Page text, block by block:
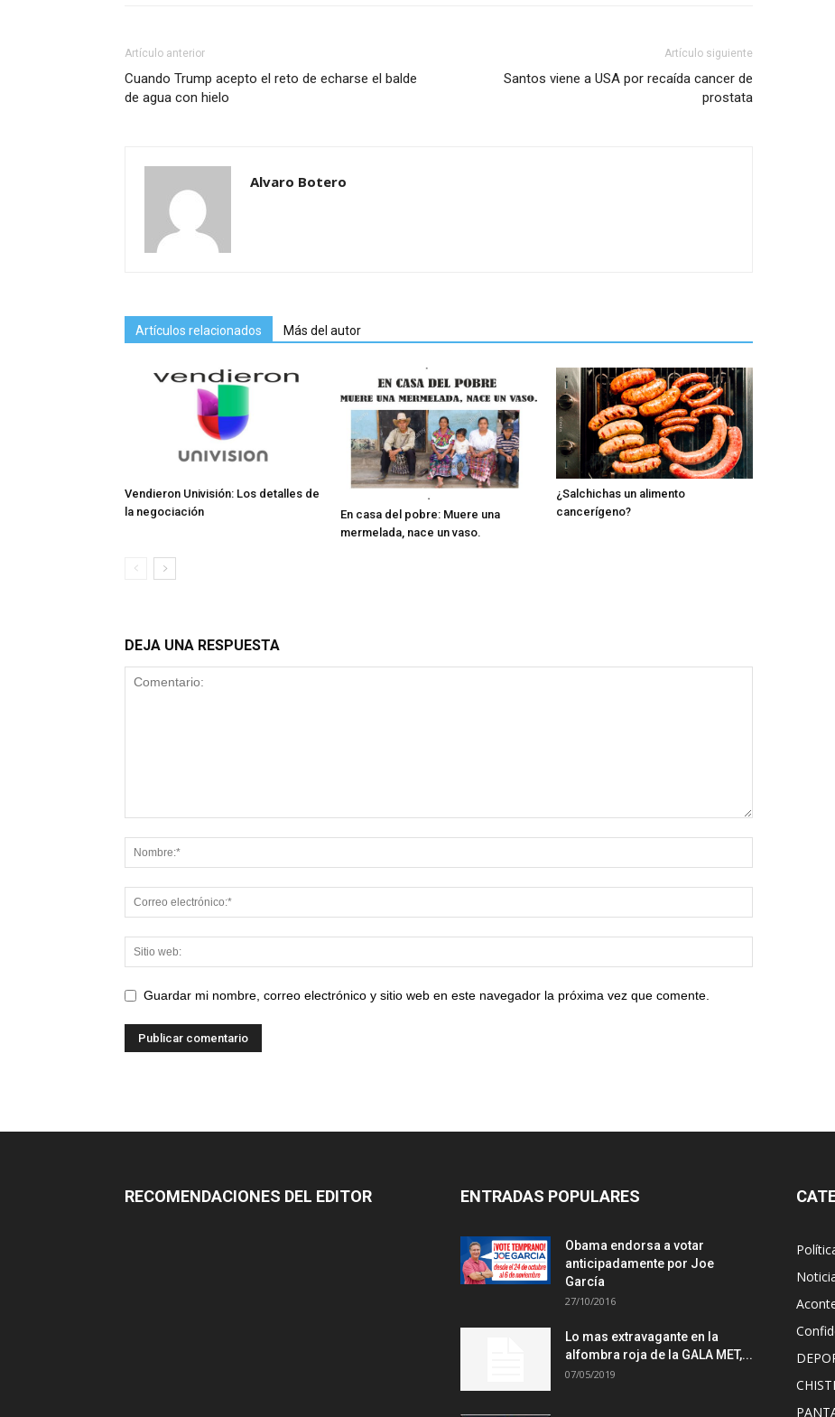
Artículo anterior
Cuando Trump acepto el reto de echarse el balde
de agua con hielo
Artículo siguiente
Santos viene a USA por recaída cancer de
prostata
Alvaro Botero
Artículos relacionados Más del autor
Vendieron Univisión: Los detalles de
la negociación
En casa del pobre: Muere una
mermelada, nace un vaso.
¿Salchichas un alimento
cancerígeno?
DEJA UNA RESPUESTA
Guardar mi nombre, correo electrónico y sitio web en este navegador la próxima vez que comente.
RECOMENDACIONES DEL EDITOR ENTRADAS POPULARES
Obama endorsa a votar
anticipadamente por Joe
García
27/10/2016
Lo mas extravagante en la
alfombra roja de la GALA MET,...
07/05/2019